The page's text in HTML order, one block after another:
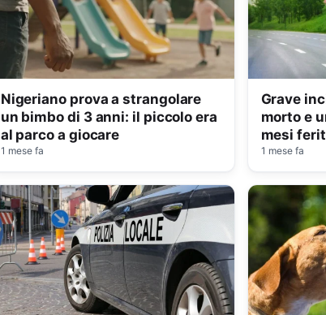
Nigeriano prova a strangolare
un bimbo di 3 anni: il piccolo era
al parco a giocare
1 mese fa
Grave
morto e
mesi
1 mese fa